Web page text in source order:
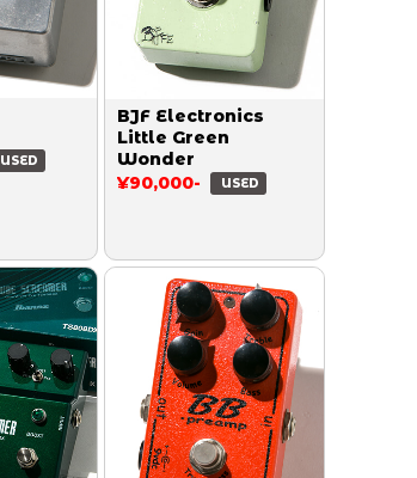
USED
BJF Electronics
Little Green
Wonder
¥90,000-
USED